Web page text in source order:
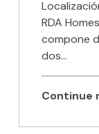
RDA
compone
dos…
Continue